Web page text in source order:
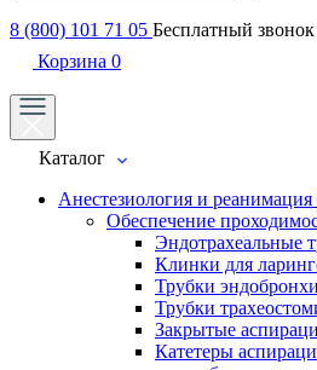
8 (800) 101 71 05 Бесплатный
Корзина 0
Каталог
Анестезиология и реанимация
Обеспечение
Эндотрахеальные
Клинки для
Трубки
Трубки
Закрытые
Катетеры